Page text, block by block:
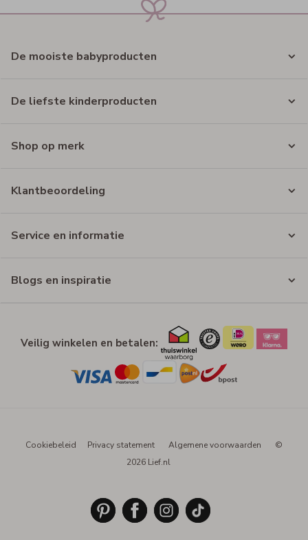
De mooiste babyproducten
De liefste kinderproducten
Shop op merk
Klantbeoordeling
Service en informatie
Blogs en inspiratie
Veilig winkelen en betalen:
Cookiebeleid Privacy statement Algemene voorwaarden
©
2026 Lief.nl